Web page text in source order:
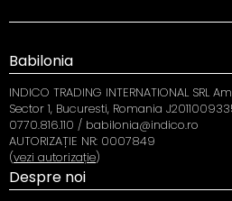
Babilonia
INDICO TRADING INTERNATIONAL SRL
Sector 1, Bucuresti, Romania
0770.816.110 / babilonia@indico.ro
AUTORIZAȚIE NR: 0007849
(vezi autorizație)
Despre noi